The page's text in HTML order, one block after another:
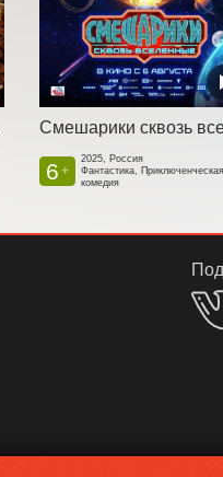
6 +
2025, Россия
Фантастика, Приключенческая
комедия